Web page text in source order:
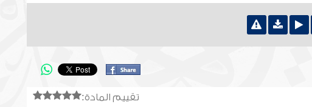
تقييم المادة: